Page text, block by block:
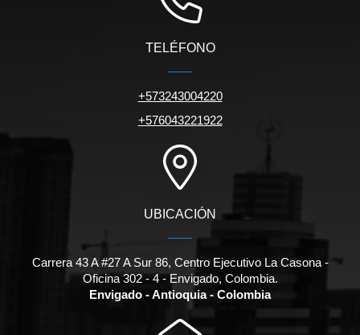
TELÉFONO
+573243004220
+576043221922
UBICACIÓN
Carrera 43 A #27 A Sur 86, Centro Ejecutivo La Casona -
Oficina 302 - 4 - Envigado, Colombia.
Envigado - Antioquia - Colombia